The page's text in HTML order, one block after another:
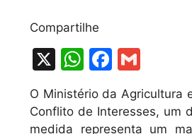
Compartilhe
X
W
h
at
s
F
c
e
m
ai
l
O Ministério da Agricultura
Conflito de Interesses, um
medida representa um